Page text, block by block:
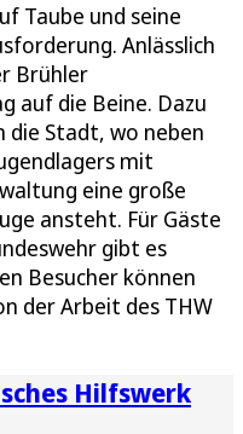
Taube und seine
Anlässlich
Brühler
auf die Beine. Dazu
die Stadt, wo neben
mit
eine große
ansteht. Für Gäste
gibt es
Besucher können
der Arbeit des THW
Hilfswerk